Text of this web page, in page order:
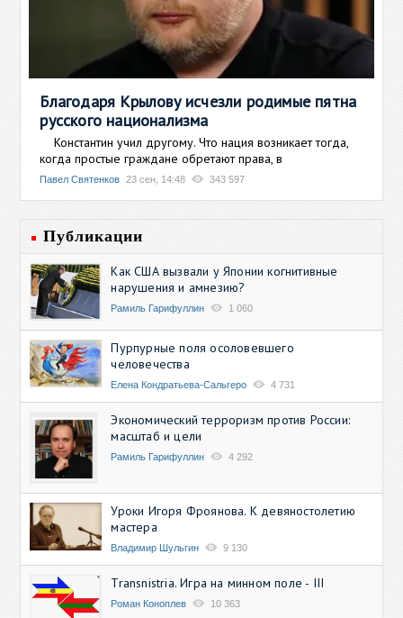
Благодаря Крылову исчезли родимые пятна
русского национализма
Константин учил другому. Что нация возникает тогда,
когда простые граждане обретают права, в
Павел Святенков 23 сен, 14:48 343 597
Публикации
Как США вызвали у Японии когнитивные
нарушения и амнезию?
Рамиль Гарифуллин 1 060
Пурпурные поля осоловевшего
человечества
Елена Кондратьева-Сальгеро 4 731
Экономический терроризм против России:
масштаб и цели
Рамиль Гарифуллин 4 292
Уроки Игоря Фроянова. К девяностолетию
мастера
Владимир Шульгин 9 130
Transnistria. Игра на минном поле - III
Роман Коноплев 10 363